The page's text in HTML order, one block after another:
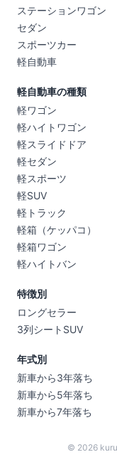
ステーションワゴン
セダン
スポーツカー
軽自動車
軽自動車の種類
軽ワゴン
軽ハイトワゴン
軽スライドドア
軽セダン
軽スポーツ
軽SUV
軽トラック
軽箱（ケッパコ）
軽箱ワゴン
軽ハイトバン
特徴別
ロングセラー
3列シートSUV
年式別
新車から3年落ち
新車から5年落ち
新車から7年落ち
© 2026